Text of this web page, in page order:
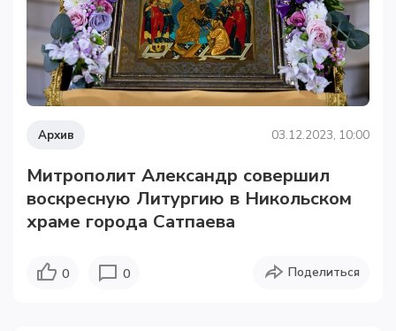
Архив 03.12.2023, 10:00
Митрополит Александр совершил
воскресную Литургию в Никольском
храме города Сатпаева
0 0 Поделиться